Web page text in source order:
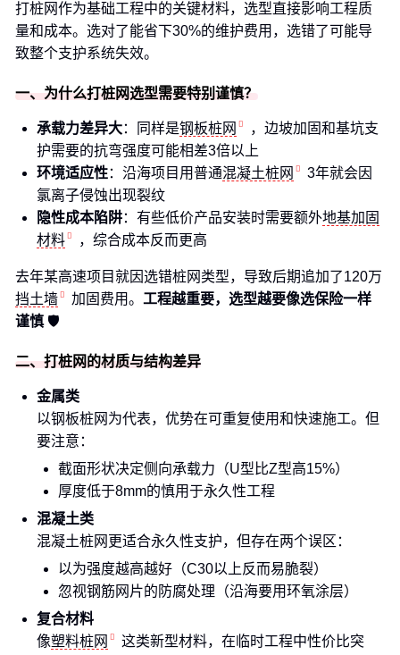
打桩网作为基础工程中的关键材料，选型直接影响工程质
量和成本。选对了能省下30%的维护费用，选错了可能导
致整个支护系统失效。
一、为什么打桩网选型需要特别谨慎？
承载力差异大：同样是钢板桩网
，边坡加固和基坑支
护需要的抗弯强度可能相差3倍以上
环境适应性：沿海项目用普通混凝土桩网
3年就会因
氯离子侵蚀出现裂纹
隐性成本陷阱：有些低价产品安装时需要额外地基加固
材料
，综合成本反而更高
去年某高速项目就因选错桩网类型，导致后期追加了120万
挡土墙
加固费用。 工程越重要，选型越要像选保险一样
谨慎🛡️
二、打桩网的材质与结构差异
金属类
以钢板桩网为代表，优势在可重复使用和快速施工。但
要注意：
截面形状决定侧向承载力（U型比Z型高15%）
厚度低于8mm的慎用于永久性工程
混凝土类
混凝土桩网更适合永久性支护，但存在两个误区：
以为强度越高越好（C30以上反而易脆裂）
忽视钢筋网片的防腐处理（沿海要用环氧涂层）
复合材料
像塑料桩网
这类新型材料，在临时工程中性价比突